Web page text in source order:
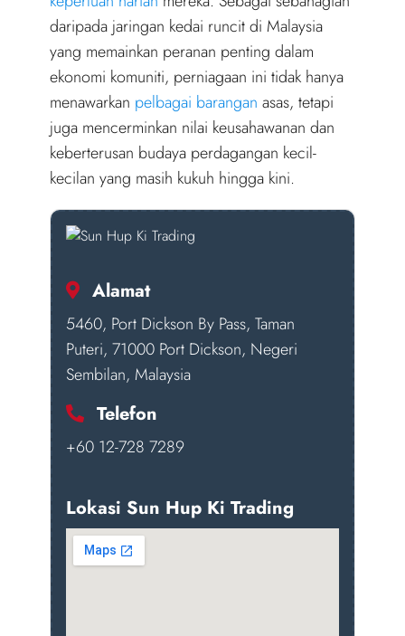
daripada jaringan kedai runcit di Malaysia
yang memainkan peranan penting dalam
ekonomi komuniti, perniagaan ini tidak hanya
menawarkan pelbagai barangan asas, tetapi
juga mencerminkan nilai keusahawanan dan
keberterusan budaya perdagangan kecil-
kecilan yang masih kukuh hingga kini.
Alamat
5460, Port Dickson By Pass, Taman
Puteri, 71000 Port Dickson, Negeri
Sembilan, Malaysia
Telefon
+60 12-728 7289
Lokasi Sun Hup Ki Trading